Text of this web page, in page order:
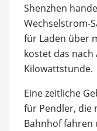
Shenzhen
Wechselstrom-
für Laden über
kostet das nach
Kilowattstunde.
Eine zeitliche
für Pendler, die
Bahnhof fahren